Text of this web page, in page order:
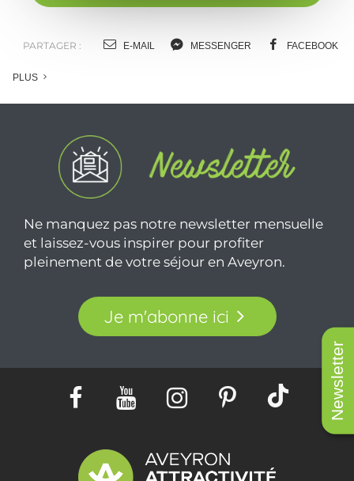
Newsletter
PARTAGER : E-MAIL MESSENGER FACEBOOK
PLUS
Ne manquez pas notre newsletter mensuelle
et laissez-vous inspirer pour profiter
pleinement de votre séjour en Aveyron.
Je m'abonne ici